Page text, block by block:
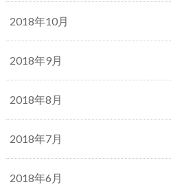
2018年10月
2018年9月
2018年8月
2018年7月
2018年6月